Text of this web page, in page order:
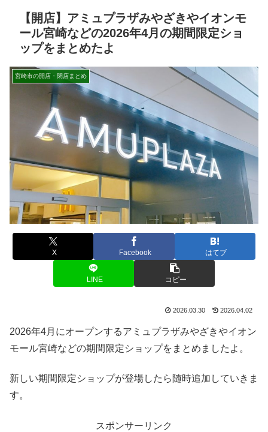
【開店】アミュプラザみやざきやイオンモ
ール宮崎などの2026年4月の期間限定ショ
ップをまとめたよ
宮崎市の開店・閉店まとめ
X Facebook はてブ
LINE コピー
2026.03.30 2026.04.02
2026年4月にオープンするアミュプラザみやざきやイオン
モール宮崎などの期間限定ショップをまとめましたよ。
新しい期間限定ショップが登場したら随時追加していきま
す。
スポンサーリンク